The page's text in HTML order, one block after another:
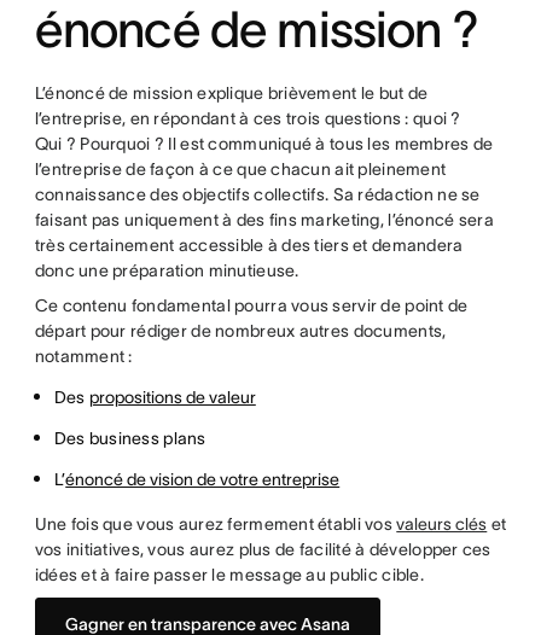
énoncé de mission ?
L’énoncé de mission explique brièvement le but de
l’entreprise, en répondant à ces trois questions : quoi ?
Qui ? Pourquoi ? Il est communiqué à tous les membres de
l’entreprise de façon à ce que chacun ait pleinement
connaissance des objectifs collectifs. Sa rédaction ne se
faisant pas uniquement à des fins marketing, l’énoncé sera
très certainement accessible à des tiers et demandera
donc une préparation minutieuse.
Ce contenu fondamental pourra vous servir de point de
départ pour rédiger de nombreux autres documents,
notamment :
Des propositions de valeur
Des business plans
L’énoncé de vision de votre entreprise
Une fois que vous aurez fermement établi vosvaleurs clés et
vos initiatives, vous aurez plus de facilité à développer ces
idées et à faire passer le message au public cible.
Gagner en transparence avec Asana